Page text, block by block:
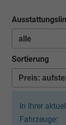
Sortierung
In Ihrer
Fahrzeuge: